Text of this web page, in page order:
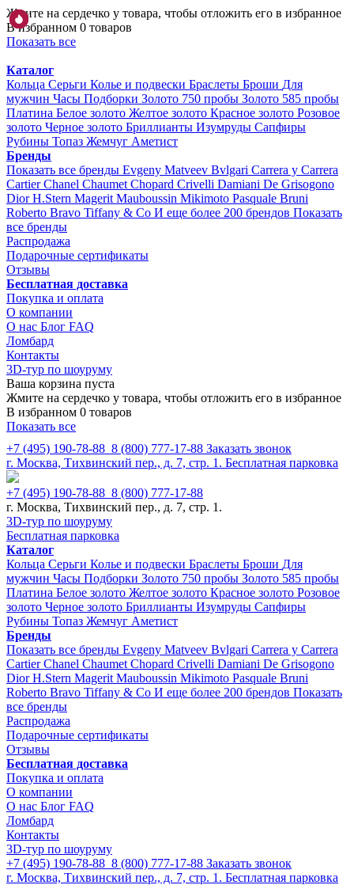
Жмите на сердечко у товара, чтобы отложить его в избранное
В избранном 0 товаров
Показать все
Каталог
Кольца Серьги Колье и подвески Браслеты Броши Для
мужчин Часы Подборки Золото 750 пробы Золото 585 пробы
Платина Белое золото Желтое золото Красное золото Розовое
золото Черное золото Бриллианты Изумруды Сапфиры
Рубины Топаз Жемчуг Аметист
Бренды
Показать все бренды Evgeny Matveev Bvlgari Carrera y Carrera
CartierChanel Chaumet Chopard Crivelli Damiani De Grisogono
DiorH.Stern Magerit Mauboussin Mikimoto Pasquale Bruni
Roberto Bravo Tiffany & Co И еще более 200 брендов Показать
все бренды
Распродажа
Подарочные сертификаты
Отзывы
Бесплатная доставка
Покупка и оплата
О компании
О нас Блог FAQ
Ломбард
Контакты
3D-тур по шоуруму
Ваша корзина пуста
Жмите на сердечко у товара, чтобы отложить его в избранное
В избранном 0 товаров
Показать все
+7 (495) 190-78-88 8 (800) 777-17-88 Заказать звонок
г. Москва, Тихвинский пер., д. 7, стр. 1. Бесплатная парковка
+7 (495) 190-78-88 8 (800) 777-17-88
г. Москва, Тихвинский пер., д. 7, стр. 1.
3D-тур по шоуруму
Бесплатная парковка
Каталог
Кольца Серьги Колье и подвески Браслеты Броши Для
мужчин Часы Подборки Золото 750 пробы Золото 585 пробы
Платина Белое золото Желтое золото Красное золото Розовое
золото Черное золото Бриллианты Изумруды Сапфиры
Рубины Топаз Жемчуг Аметист
Бренды
Показать все бренды Evgeny Matveev Bvlgari Carrera y Carrera
CartierChanel Chaumet Chopard Crivelli Damiani De Grisogono
DiorH.Stern Magerit Mauboussin Mikimoto Pasquale Bruni
Roberto Bravo Tiffany & Co И еще более 200 брендов Показать
все бренды
Распродажа
Подарочные сертификаты
Отзывы
Бесплатная доставка
Покупка и оплата
О компании
О нас Блог FAQ
Ломбард
Контакты
3D-тур по шоуруму
+7 (495) 190-78-88 8 (800) 777-17-88 Заказать звонок
г. Москва, Тихвинский пер., д. 7, стр. 1. Бесплатная парковка